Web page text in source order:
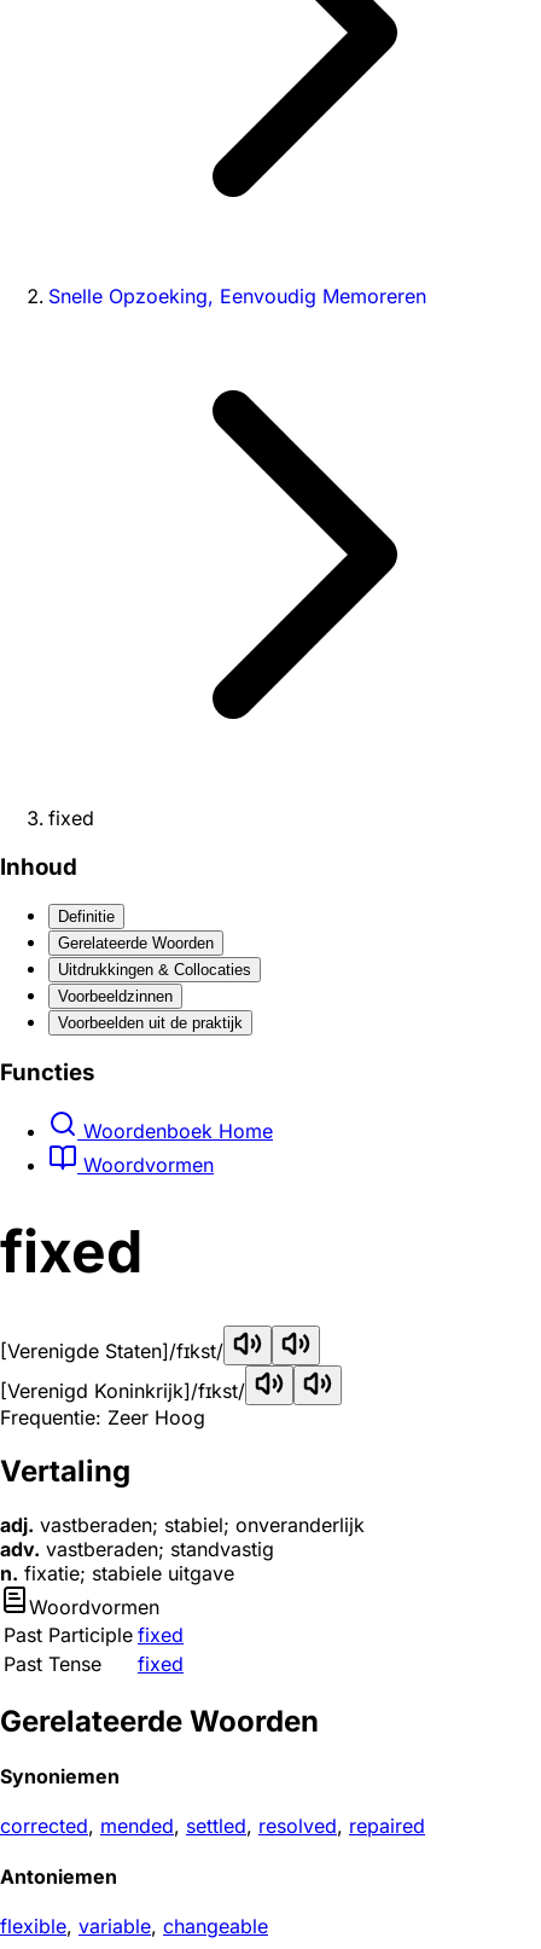
Snelle Opzoeking, Eenvoudig Memoreren
fixed
Inhoud
Definitie
Gerelateerde Woorden
Uitdrukkingen & Collocaties
Voorbeeldzinnen
Voorbeelden uit de praktijk
Functies
Woordenboek Home
Woordvormen
fixed
[Verenigde Staten]/fɪkst/
[Verenigd Koninkrijk]/fɪkst/
Frequentie: Zeer Hoog
Vertaling
adj. vastberaden; stabiel; onveranderlijk
adv. vastberaden; standvastig
n. fixatie; stabiele uitgave
Woordvormen
Past Participle fixed
Past Tense
fixed
Gerelateerde Woorden
Synoniemen
corrected, mended, settled, resolved, repaired
Antoniemen
flexible, variable, changeable